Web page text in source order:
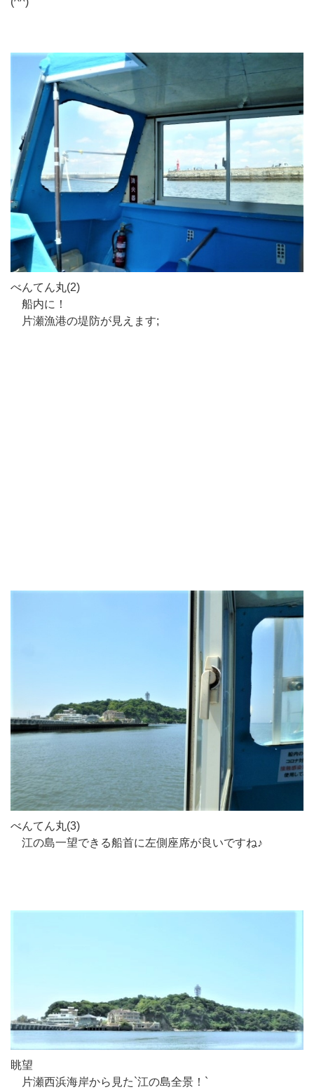
べんてん丸(2)
船内に！
片瀬漁港の堤防が見えます;
べんてん丸(3)
江の島一望できる船首に左側座席が良いですね♪
眺望
片瀬西浜海岸から見た`江の島全景！`